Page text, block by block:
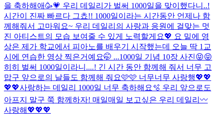
을 축하해애🥳💗 우리 데일리가 벌써 1000일을 맞이했다니..!
시간이 진짜 빠르다 그쵸!! 1000일이라는 시간동안 언제나 함
께해줘서 고마워요~ 우리 데일리의 사랑과 응원에 걸맞는 멋
진 아티스트의 모습 보여줄 수 있게 노력할게요💖 요 밑에 영
상은 제가 학교에서 피아노를 배우기 시작했는데 오늘 딱 1교
시에 연습한 영상 찍은거예요🤭 ...1000일 기념 10장 사진😝😝
히히 벌써 1000일이라니....! 긴 시간 동안 함께해 줘서 너무 고
맙구 앞으로의 날들도 함께해 줘요🩷🩷 너무너무 사랑행💖💖
💖💖사랑하는 데일리 1000일 너무 축하해요🫧 우리 앞으로도
아프지 말구 쭉 함께하자! 매일매일 보고싶은 우리 데일리〰️
사랑해💖💖💖